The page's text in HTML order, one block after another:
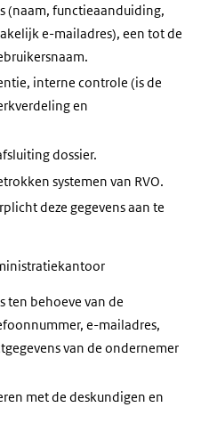
(naam, functieaanduiding,
e-mailadres), een tot de
interne controle (is de
en
dossier.
systemen van RVO.
deze gegevens aan te
ten behoeve van de
e-mailadres,
van de ondernemer
met de deskundigen en